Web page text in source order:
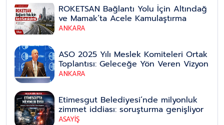
ROKETSAN Bağlantı Yolu İçin Altındağ
ve Mamak’ta Acele Kamulaştırma
ANKARA
ASO 2025 Yılı Meslek Komiteleri Ortak
Toplantısı: Geleceğe Yön Veren Vizyon
ANKARA
Etimesgut Belediyesi’nde milyonluk
zimmet iddiası: soruşturma genişliyor
ASAYİŞ